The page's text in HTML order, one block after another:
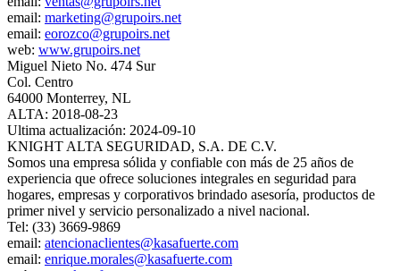
email: marketing@grupoirs.net
email: eorozco@grupoirs.net
web: www.grupoirs.net
Miguel Nieto No. 474 Sur
Col. Centro
64000 Monterrey, NL
ALTA: 2018-08-23
Ultima actualización: 2024-09-10
KNIGHT ALTA SEGURIDAD, S.A. DE C.V.
Somos una empresa sólida y confiable con más de 25 años de
experiencia que ofrece soluciones integrales en seguridad para
hogares, empresas y corporativos brindado asesoría, productos de
primer nivel y servicio personalizado a nivel nacional.
Tel: (33) 3669-9869
email: atencionaclientes@kasafuerte.com
email: enrique.morales@kasafuerte.com